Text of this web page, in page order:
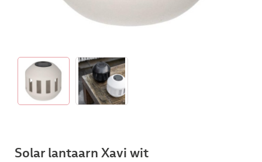
Solar lantaarn Xavi wit